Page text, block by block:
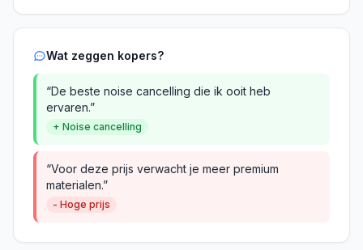
Wat zeggen kopers?
“De beste noise cancelling die ik ooit heb
ervaren.”
+ Noise cancelling
“Voor deze prijs verwacht je meer premium
materialen.”
- Hoge prijs